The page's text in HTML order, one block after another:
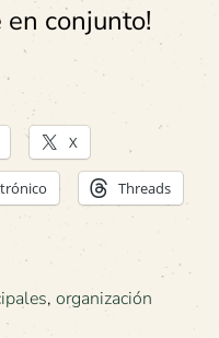
conjunto!
X
Threads
, organización